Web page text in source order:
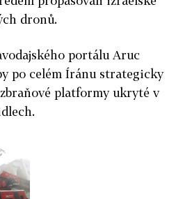
dronů.
portálu Aruc
po celém Íránu strategicky
platformy ukryté v